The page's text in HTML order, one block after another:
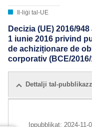
Il-liġi tal-UE
Decizia (UE) 2016/
1 iunie 2016 privind
de achiziționare de
corporativ (BCE/2016/
Dettalji tal-
Ippubblikat: 2024-11-